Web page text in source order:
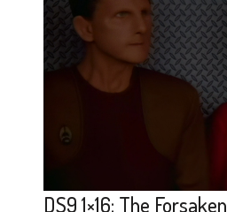
DS9 1×16: The Forsaken